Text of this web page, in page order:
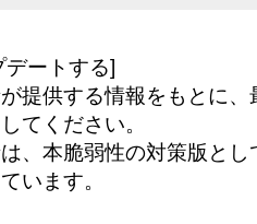
デートする]
提供する情報をもとに
てください。
、本脆弱性の対策版と
います。